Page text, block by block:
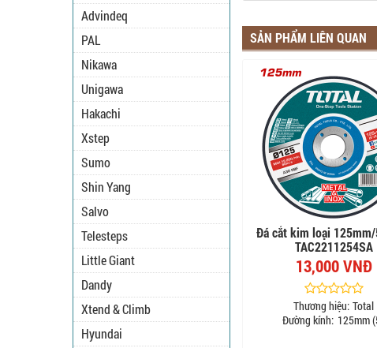
SẢN PHẨM LIÊN QUAN
Đá cắt kim loại 125mm/
TAC2211254SA
13,000 VNĐ
Thương hiệu: Total
Đường kính: 125mm
Advindeq
PAL
Nikawa
Unigawa
Hakachi
Xstep
Sumo
Shin Yang
Salvo
Telesteps
Little Giant
Dandy
Xtend & Climb
Hyundai